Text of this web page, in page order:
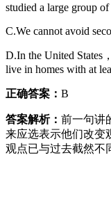
studied a large group
C.We cannot avoid
D.In the United States
live in homes with at
正确答案： B
答案解析： 前一句讲
来应选表示他们改变
观点已与过去截然不